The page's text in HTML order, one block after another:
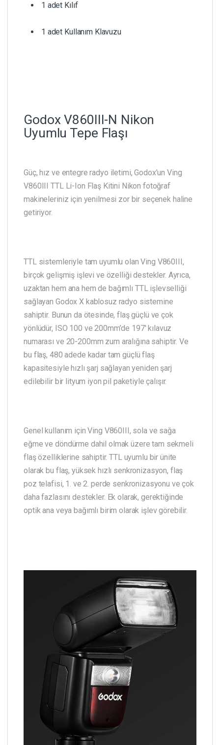
1 adet Kılıf
1 adet Kullanım Klavuzu
Godox V860III-N Nikon
Uyumlu Tepe Flaşı
Güç, hız ve entegre radyo iletimi, Godox’un Ving
V860III TTL Li-Ion Flaş Kitini Nikon fotoğraf
makineleriniz için yenilmesi zor bir seçenek haline
getiriyor.
TTL sistemleriyle tam uyumlu olan Ving V860III,
birçok gelişmiş işlevi ve özelliği destekler. Ayrıca,
uzaktan hem ana hem de bağımlı TTL işlevselliği
sağlayan Godox X kablosuz radyo sistemine
sahiptir. Bunun da ötesinde, flaş güçlü ve çok
yönlüdür, ISO 100 ve 200mm’de 197′ kılavuz
numarası ve 20-200mm zum aralığına sahiptir. Ve
bu flaş, 480 adede kadar tam güçlü flaş
kapasitesiyle hızlı şarj sağlayan yeniden şarj
edilebilir bir lityum iyon pil paketiyle çalışır.
Genel kullanım için Ving V860III, sola ve sağa
eğme ve döndürme dahil olmak üzere tam sekmeli
flaş özelliklerine sahiptir. TTL uyumlu bir ünite
olarak bu flaş, yüksek hızlı senkronizasyon, flaş
poz telafisi, 1. ve 2. perde senkronizasyonu ve çok
daha fazlasını destekler. Ek olarak, gerektiğinde
optik ana veya bağımlı birim olarak işlev görebilir.